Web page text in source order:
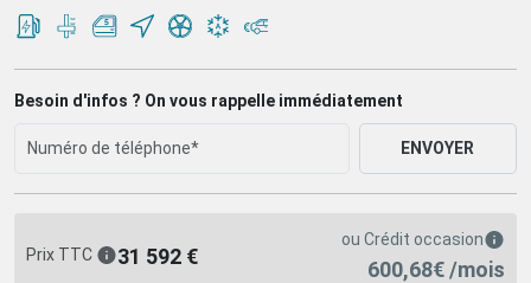
Besoin d'infos ? On vous rappelle immédiatement
ENVOYER
Prix TTC 31 592 €
ou Crédit occasion
600,68€ /mois